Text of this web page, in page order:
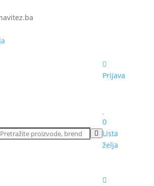
Prijava
0
Lista
želja